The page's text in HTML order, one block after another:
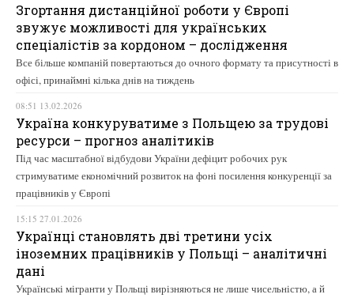
Згортання дистанційної роботи у Європі
звужує можливості для українських
спеціалістів за кордоном – дослідження
Все більше компаній повертаються до очного формату та присутності в
офісі, принаймні кілька днів на тиждень
08:51 13.02.2026
Україна конкуруватиме з Польщею за трудові
ресурси – прогноз аналітиків
Під час масштабної відбудови України дефіцит робочих рук
стримуватиме економічний розвиток на фоні посилення конкуренції за
працівників у Європі
15:15 27.01.2026
Українці становлять дві третини усіх
іноземних працівників у Польщі – аналітичні
дані
Українські мігранти у Польщі вирізняються не лише чисельністю, а й